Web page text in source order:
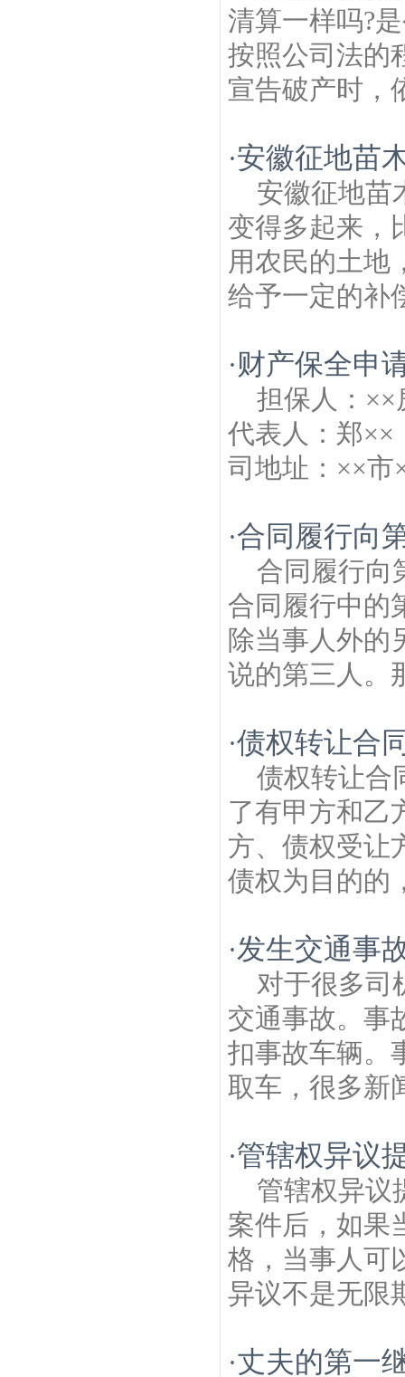
清算一样吗?
按照公司法的
宣告破产时，
·安徽征地苗
安徽征地苗
变得多起来，
用农民的土地
给予一定的补
·财产保全申
担保人：××
代表人：郑
司地址：××市
·合同履行向
合同履行向
合同履行中的
除当事人外的
说的第三人。
·债权转让合
债权转让合
了有甲方和乙
方、债权受让
债权为目的的
·发生交通事
对于很多司
交通事故。事
扣事故车辆。
取车，很多新
·管辖权异议
管辖权异议
案件后，如果
格，当事人可
异议不是无限
·丈夫的第一